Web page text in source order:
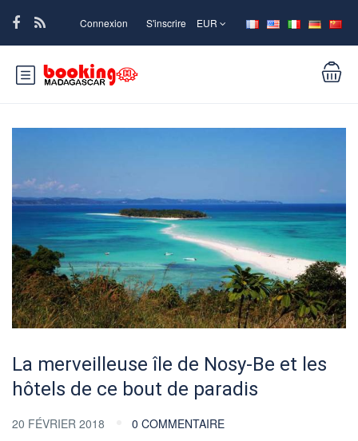
Connexion S'inscrire EUR
La merveilleuse île de Nosy-Be et les
hôtels de ce bout de paradis
20 FÉVRIER 2018 0 COMMENTAIRE